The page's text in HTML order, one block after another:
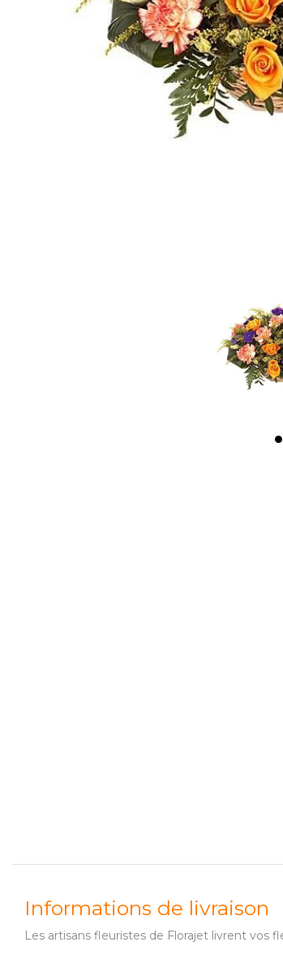
Informations de livraison
Les artisans fleuristes de Florajet livrent vos